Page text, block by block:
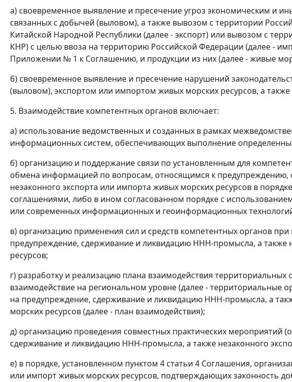
а) своевременное выявление и пресечение угроз экономическим и
связанных с добычей (выловом), а также вывозом с территории
Китайской Народной Республики (далее - экспорт) или вывозом с
КНР) с целью ввоза на территорию Российской Федерации (далее -
Приложении № 1 к Соглашению, и продукции из них (далее - живые
б) своевременное выявление и пресечение нарушений
(выловом), экспортом или импортом живых морских ресурсов, а
5. Взаимодействие компетентных органов включает:
а) использование ведомственных и созданных в рамках
информационных систем, обеспечивающих выполнение
б) организацию и поддержание связи по установленным для
обмена информацией по вопросам, относящимся к
незаконного экспорта или импорта живых морских ресурсов в
соглашениями, либо в ином согласованном порядке с
или современных информационных и геоинформационных
в) организацию применения сил и средств компетентных органов
предупреждение, сдерживание и ликвидацию ННН-промысла, а также
ресурсов;
г) разработку и реализацию плана взаимодействия
взаимодействие на региональном уровне (далее - территориальные
на предупреждение, сдерживание и ликвидацию ННН-промысла, а
морских ресурсов (далее - план взаимодействия);
д) организацию проведения совместных практических мероприятий
сдерживание и ликвидацию ННН-промысла, а также незаконного
е) в порядке, установленном пунктом 4 статьи 4 Соглашения,
или импорт живых морских ресурсов, подтверждающих законность